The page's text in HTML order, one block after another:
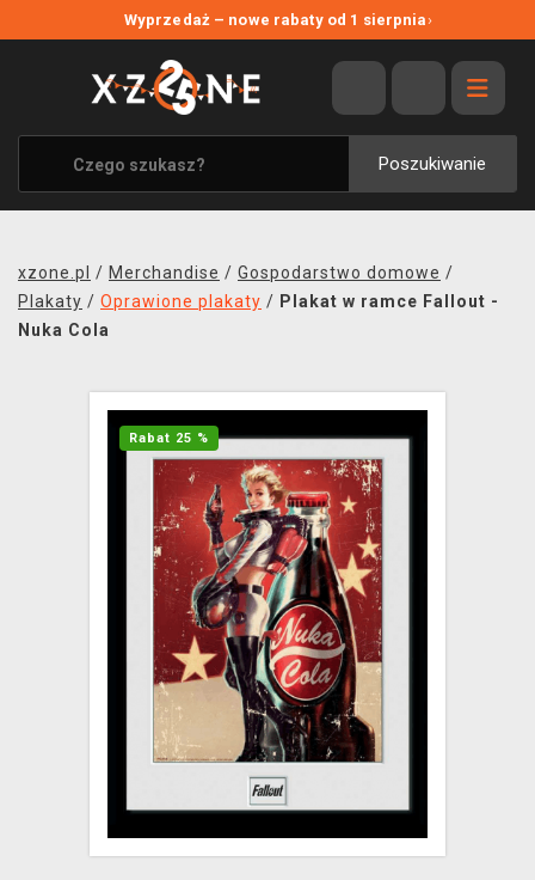
Wyprzedaż – nowe rabaty od 1 sierpnia›
Poszukiwanie
WYPRZEDAŻ
WSZYSTKIE MARKI
XZONE ORIGINALS
UBRANIA I AKCESORIA
SOUNDTRACKI
xzone.pl / Merchandise / Gospodarstwo domowe /
Plakaty / Oprawione plakaty / Plakat w ramce Fallout -
Nuka Cola
Rabat 25 %